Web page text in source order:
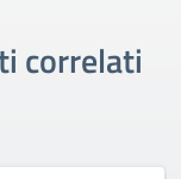
correlati